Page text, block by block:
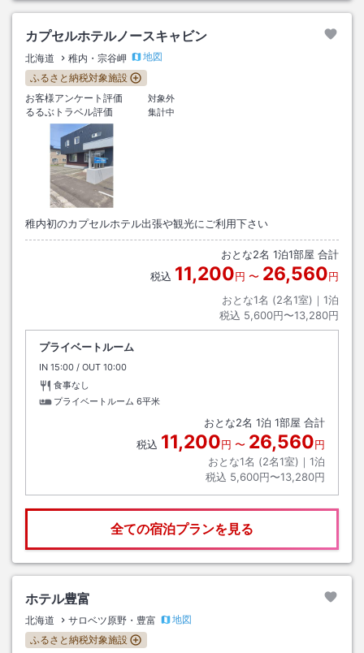
カプセルホテルノースキャビン
北海道 稚内・宗谷岬
地図
ふるさと納税対象施設
お客様アンケート評価
対象外
るるぶトラベル評価 集計中
稚内初のカプセルホテル出張や観光にご利用下さい
おとな2名 1泊1部屋 合計
税込 11,200円 〜 26,560円
おとな1名 (2名1室)｜ 1泊
税込 5,600円〜13,280円
プライベートルーム
IN チェックイン
15:00 / OUT チェックアウト
10:00
食事なし
プライベートルーム 6平米
おとな2名 1泊 1部屋 合計
税込 11,200円 〜 26,560円
おとな1名 (2名1室)｜ 1泊
税込 5,600円〜13,280円
全ての宿泊プランを見る
ホテル豊富
北海道 サロベツ原野・豊富
地図
ふるさと納税対象施設